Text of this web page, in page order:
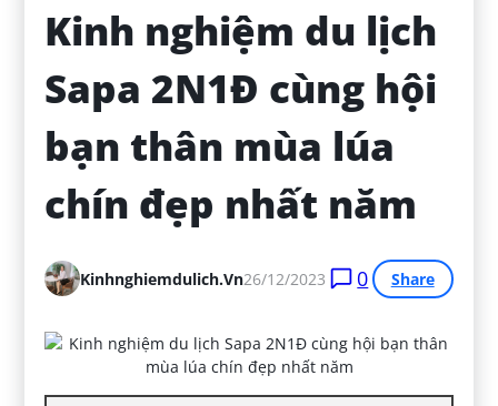
Kinh nghiệm du lịch
Sapa 2N1Đ cùng hội
bạn thân mùa lúa
chín đẹp nhất năm
Kinhnghiemdulich.vn26/12/2023 0 Share